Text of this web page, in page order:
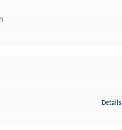
Details